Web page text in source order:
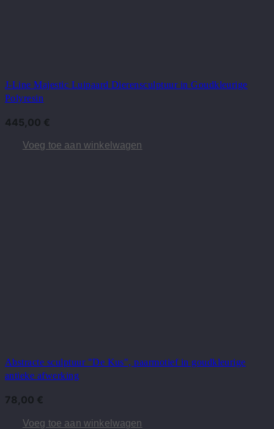
J-Line Majestic Luipaard Dierensculptuur in Goudkleurige
Polyresin
445,00 €
Voeg toe aan winkelwagen
Abstracte sculptuur "De Kus", paarmotief in goudkleurige
antieke afwerking
78,00 €
Voeg toe aan winkelwagen